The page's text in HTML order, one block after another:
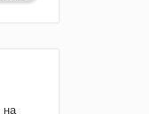
на